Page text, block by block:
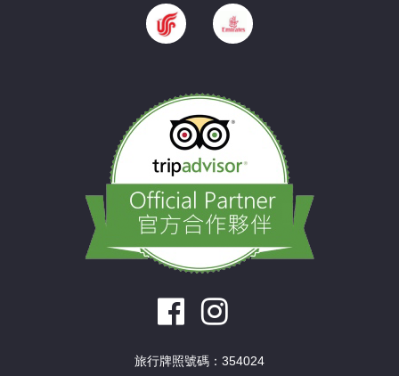
旅行牌照號碼：354024